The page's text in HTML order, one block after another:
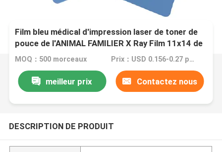
Film bleu médical d'impression laser de toner de
pouce de l'ANIMAL FAMILIER X Ray Film 11x14 de
radiologie d'OEM
MOQ：500 morceaux Prix：USD 0.156-0.27 per sheet
meilleur prix Contactez nous
DESCRIPTION DE PRODUIT